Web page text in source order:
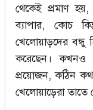
থেকেই প্রমাণ
ব্যাপার, কোচ
খেলোয়াড়দের
করেছেন। কখনও
প্রয়োজন, কঠিন
খেলোয়াড়েরা